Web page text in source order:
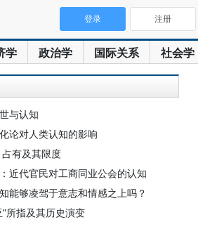
学 政治学 国际关系 社会学
登录 注册
与认知
论对人类认知的影响
有及其限度
近代官民对工商同业公会的认知
能够凌驾于意志和情感之上吗？
所指及其历史演变